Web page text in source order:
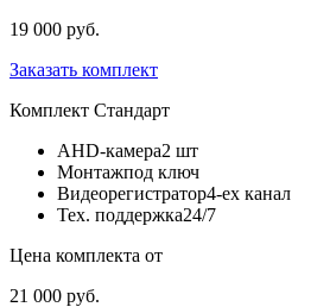
19 000 руб.
Заказать комплект
Комплект Стандарт
AHD-камера2 шт
Монтажпод ключ
Видеорегистратор4-ех канал
Тех. поддержка24/7
Цена комплекта от
21 000 руб.